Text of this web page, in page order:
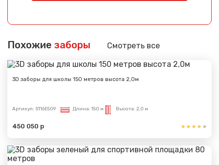
Похожие заборы Смотреть все
3D заборы для школы 150 метров высота 2,0м
Артикул: S116E509 Длина: 150 м Высота: 2,0 м
450 050 р